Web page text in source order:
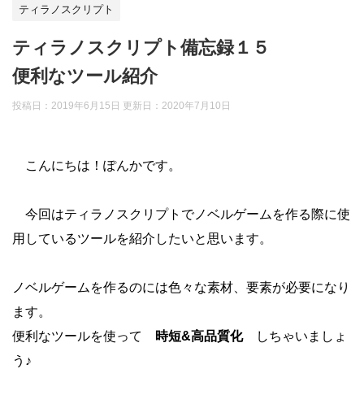
ティラノスクリプト
ティラノスクリプト備忘録１５
便利なツール紹介
投稿日：2019年6月15日 更新日： 2020年7月10日
こんにちは！ぽんかです。
今回はティラノスクリプトでノベルゲームを作る際に使
用しているツールを紹介したいと思います。
ノベルゲームを作るのには色々な素材、要素が必要になり
ます。
便利なツールを使って
時短&高品質化しちゃいましょ
う♪